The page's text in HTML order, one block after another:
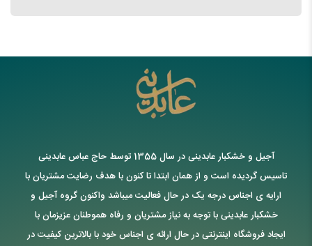
آجیل و خشکبار عابدینی در سال 1355 توسط حاج عباس عابدینی
تاسیس گردیده است و از همان ابتدا تا کنون با هدف رضایت مشتریان با
ارایه ی اجناس درجه یک در حال فعالیت میباشد واکنون گروه آجیل و
خشکبار عابدینی با توجه به نیاز مشتریان و رفاه هموطنان عزیزمان با
ایجاد فروشگاه اینترنتی در حال ارائه ی اجناس خود با بالاترین کیفیت در